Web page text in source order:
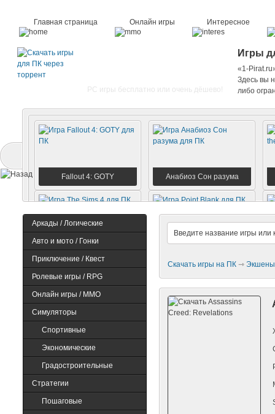
Главная страница Онлайн игры Интересное
PC игры бесплатно или очень дёшево!
Игры
«1-
Здесь вы
либо
Fallout 4: GOTY Анабиоз Сон разума
Point Blank
Assassins Creed:
Brotherhood
Ведьмак 3: Дикая
Скачать игры на ПК ⇾ Экшены
Аркады / Логические
Авто и мото / Гонки
Приключение / Квест
Ролевые игры / RPG
Онлайн игры / MMO
Симуляторы
Спортивные
Экономические
Градостроительные
Стратегии
Пошаговые